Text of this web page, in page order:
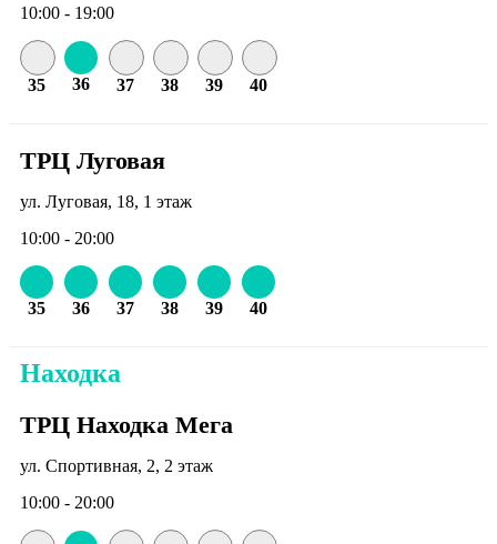
10:00 - 19:00
35 36 37 38 39 40
ТРЦ Луговая
ул. Луговая, 18, 1 этаж
10:00 - 20:00
35 36 37 38 39 40
Находка
ТРЦ Находка Мега
ул. Спортивная, 2, 2 этаж
10:00 - 20:00